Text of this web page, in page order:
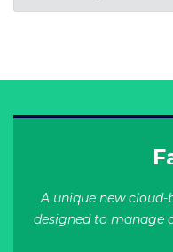
A unique new
designed to manage